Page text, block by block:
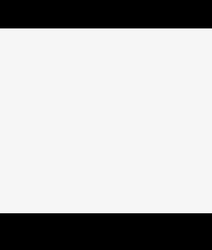
記事